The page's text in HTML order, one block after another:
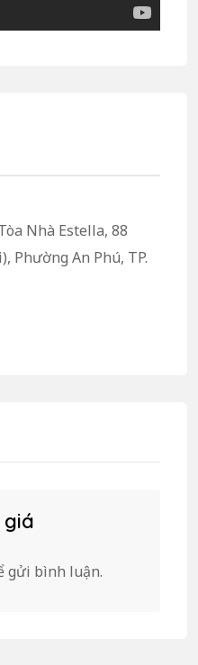
Nhà Estella, 88
Phường An Phú, TP.
gửi bình luận.